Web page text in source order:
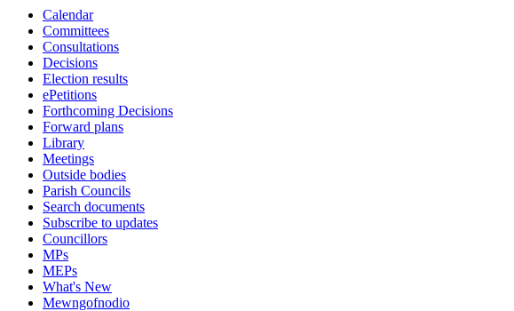
Calendar
Committees
Consultations
Decisions
Election results
ePetitions
Forthcoming Decisions
Forward plans
Library
Meetings
Outside bodies
Parish Councils
Search documents
Subscribe to updates
Councillors
MPs
MEPs
What's New
Mewngofnodio